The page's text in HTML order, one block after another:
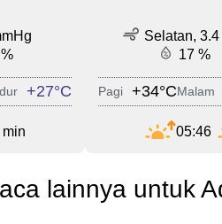
+27°C
Selatan, 3.4
17 %
Pagi +34°CMalam
05:46
lainnya untuk